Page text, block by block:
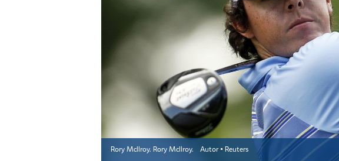
Rory McIlroy. Rory McIlroy. Autor ▪ Reuters